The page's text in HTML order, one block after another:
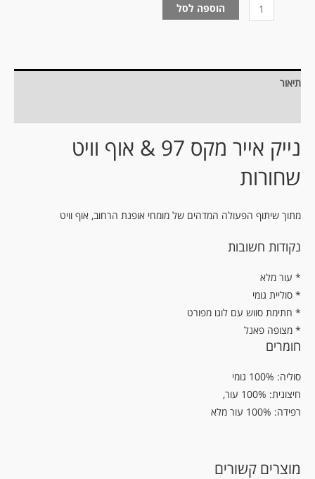
הוספה לסל
תיאור
נייק אייר מקס 97 & אוף וויט
שחורות
מתוך שיתוף הפעולה המדהים של מומחי אופנת הרחוב, אוף וויט
נקודות חשובות
עור מלא *
* סוליית גומי
* חתימת סווש עם לוגו מפורט
* מצופה פאנל
חומרים
סוליה: 100% גומי
חיצונית: 100% עור,
רפידה: 100% עור מלא
מוצרים קשורים